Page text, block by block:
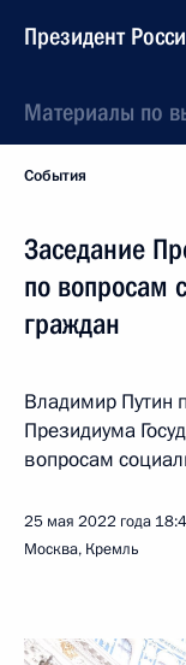
Президент
Материалы по
События
Заседание
по вопросам
граждан
Владимир Путин
Президиума
вопросам
25 мая 2022 года
Москва, Кремль